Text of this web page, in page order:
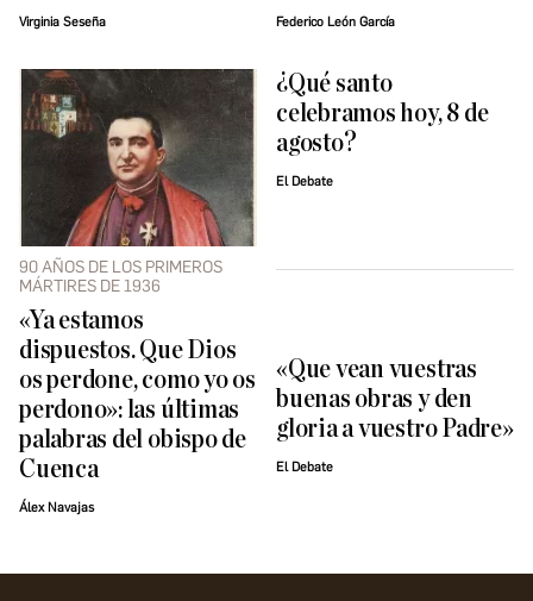
Virginia Seseña Federico León García
90 AÑOS DE LOS PRIMEROS
MÁRTIRES DE 1936
«Ya estamos
dispuestos. Que Dios
os perdone, como yo os
perdono»: las últimas
palabras del obispo de
Cuenca
Álex Navajas
¿Qué santo
celebramos hoy, 8 de
agosto?
El Debate
«Que vean vuestras
buenas obras y den
gloria a vuestro Padre»
El Debate